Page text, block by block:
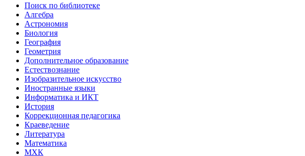
Поиск по библиотеке
Алгебра
Астрономия
Биология
География
Геометрия
Дополнительное образование
Естествознание
Изобразительное искусство
Иностранные языки
Информатика и ИКТ
История
Коррекционная педагогика
Краеведение
Литература
Математика
МХК